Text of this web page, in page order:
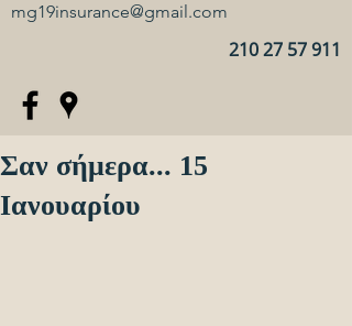
mg19insurance@gmail.com
210 27 57 911
Σαν σήμερα... 15
Ιανουαρίου